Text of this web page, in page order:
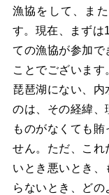
漁協をして、ま
す。現在、まずは
ての漁協が参加で
ことでございま
琵琶湖にない、内
のは、その経緯、
ものがなくても
せん。ただ、これ
いとき悪いとき、
らないとき、どの